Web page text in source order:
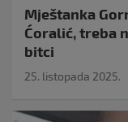
Mještanka
Ćoralić, treba
bitci
25. listopada 2025.